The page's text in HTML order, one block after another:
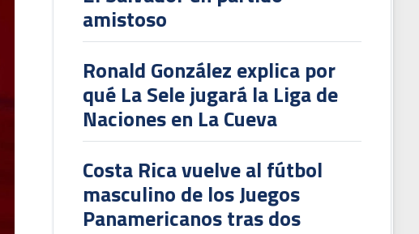
amistoso
Ronald González explica por
qué La Sele jugará la Liga de
Naciones en La Cueva
Costa Rica vuelve al fútbol
masculino de los Juegos
Panamericanos tras dos